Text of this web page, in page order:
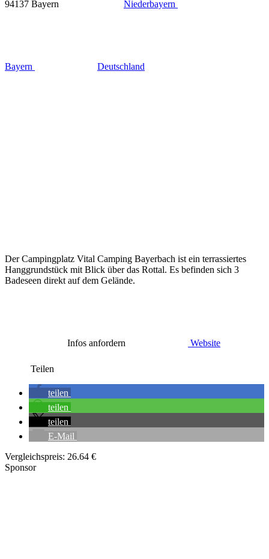
94137 Bayern Niederbayern
Bayern Deutschland
Der Campingplatz Vital Camping Bayerbach ist ein terrassiertes
Hanggrundstück mit Blick über das Rottal. Es befinden sich 3
Badeseen direkt auf dem Gelände.
Infos anfordern Website
Teilen
teilen
teilen
teilen
E-Mail
Vergleichspreis: 26.64 €
Sponsor